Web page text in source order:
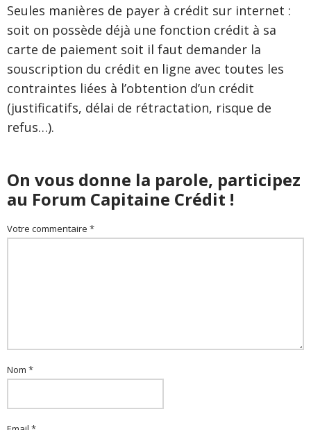
Seules manières de payer à crédit sur internet :
soit on possède déjà une fonction crédit à sa
carte de paiement soit il faut demander la
souscription du crédit en ligne avec toutes les
contraintes liées à l’obtention d’un crédit
(justificatifs, délai de rétractation, risque de
refus…).
On vous donne la parole, participez
au Forum Capitaine Crédit !
Votre commentaire *
Nom *